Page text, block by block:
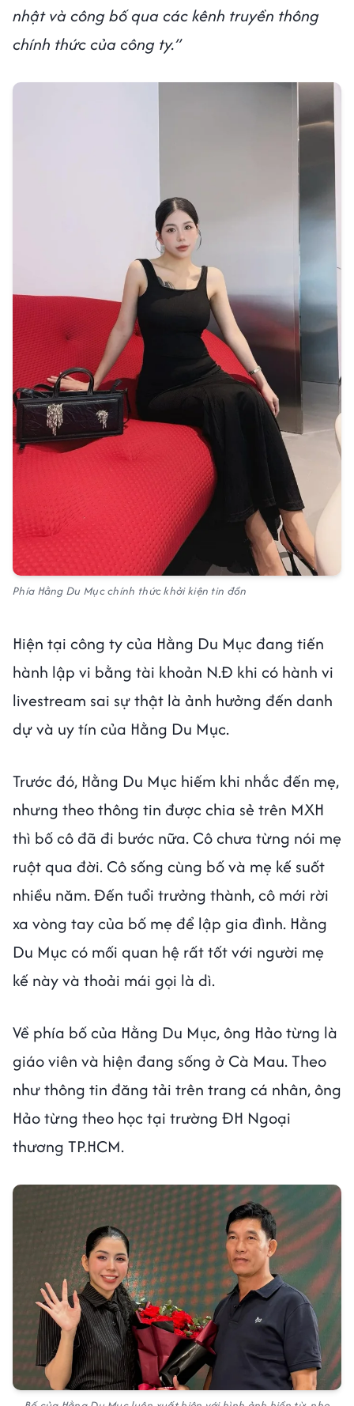
nhật và công bố qua các kênh truyền thông
chính thức của công ty.”
Phía Hằng Du Mục chính thức khởi kiện tin đồn
Hiện tại công ty của Hằng Du Mục đang tiến
hành lập vi bằng tài khoản N.Đ khi có hành vi
livestream sai sự thật là ảnh hưởng đến danh
dự và uy tín của Hằng Du Mục.
Trước đó, Hằng Du Mục hiếm khi nhắc đến mẹ,
nhưng theo thông tin được chia sẻ trên MXH
thì bố cô đã đi bước nữa. Cô chưa từng nói mẹ
ruột qua đời. Cô sống cùng bố và mẹ kế suốt
nhiều năm. Đến tuổi trưởng thành, cô mới rời
xa vòng tay của bố mẹ để lập gia đình. Hằng
Du Mục có mối quan hệ rất tốt với người mẹ
kế này và thoải mái gọi là dì.
Về phía bố của Hằng Du Mục, ông Hảo từng là
giáo viên và hiện đang sống ở Cà Mau. Theo
như thông tin đăng tải trên trang cá nhân, ông
Hảo từng theo học tại trường ĐH Ngoại
thương TP.HCM.